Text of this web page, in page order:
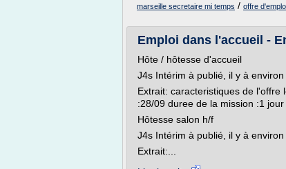
marseille secretaire mi temps / offre
Emploi dans l'accueil -
Hôte / hôtesse d'accueil
J4s Intérim à publié, il y à
Extrait: caracteristiques de
:28/09 duree de la mission :1
Hôtesse salon h/f
J4s Intérim à publié, il y à
Extrait:...